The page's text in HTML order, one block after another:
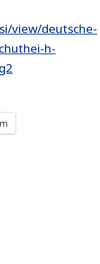
view/deutsche-
h-